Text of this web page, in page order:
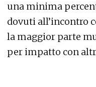
una minima
dovuti all’incontro
la maggior parte
per impatto con